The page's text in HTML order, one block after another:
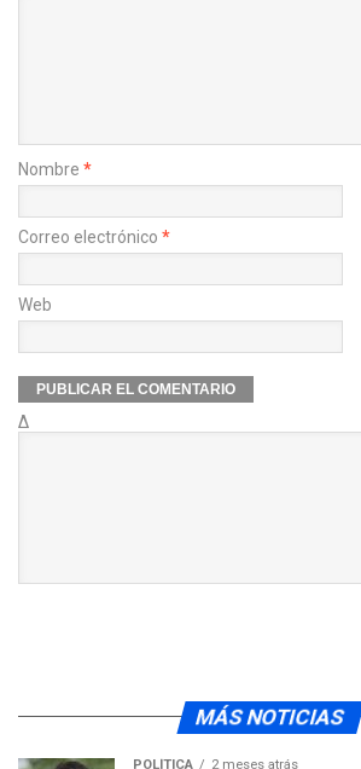
Nombre *
Correo electrónico *
Web
Δ
MÁS NOTICIAS
POLÍTICA 2 meses atrás